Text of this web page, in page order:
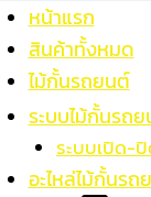
หน้าแรก
สินค้าทั้งหมด
ไม้กั้นรถยนต์
ระบบไม้กั้นรถ
ระบบเปิด-ปิ
อะไหล่ไม้กั้นร